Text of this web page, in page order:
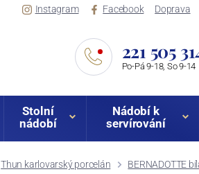
Instagram Facebook Doprava
221 505
Po-Pá 9-18, So 9-14
Stolní
nádobí
Nádobí k
servírování
Thun karlovarský porcelán BERNADOTTE